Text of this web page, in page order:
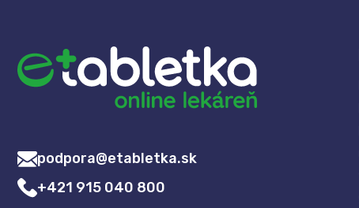
podpora@etabletka.sk
+421 915 040 800